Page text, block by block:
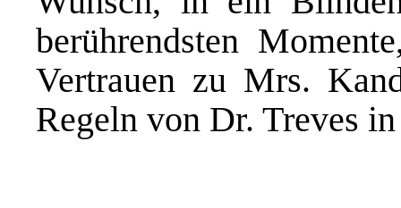
berührendsten
Vertrauen zu Mrs.
Regeln von Dr. Treves